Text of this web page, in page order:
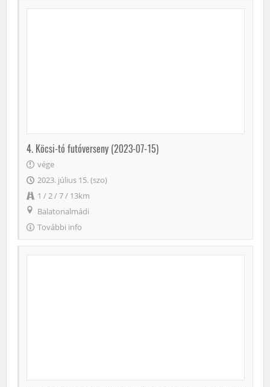
4. Köcsi-tó futóverseny (2023-07-15)
vége
2023. július 15. (szo)
1 / 2 / 7 / 13km
Balatonalmádi
További info